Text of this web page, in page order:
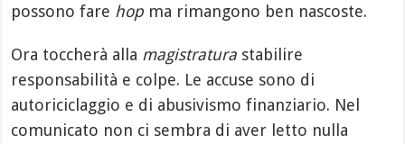
possono fare hop ma rimangono ben nascoste.
Ora toccherà alla magistratura stabilire
responsabilità e colpe. Le accuse sono di
autoriciclaggio e di abusivismo finanziario. Nel
comunicato non ci sembra di aver letto nulla